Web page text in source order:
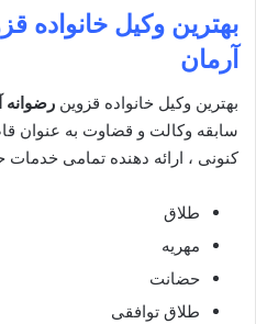
بهترین وکیل خانواده
آرمان
بهترین وکیل خانواده قزوین رضوانه
سابقه وکالت و قضاوت به عنوان
کنونی ، ارائه دهنده تمامی
طلاق
مهریه
حضانت
طلاق توافقی